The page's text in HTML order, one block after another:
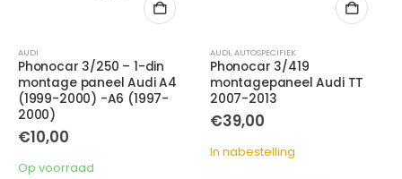
FORD,OPEL VOLKSWAGEN
AUDI
Phonocar 3/250 – 1-din
montage paneel Audi A4
(1999-2000) -A6 (1997-
2000)
€10,00
Op voorraad
AUDI,AUTOSPECIFIEK
Phonocar 3/419
montagepaneel Audi TT
2007-2013
€39,00
In nabestelling